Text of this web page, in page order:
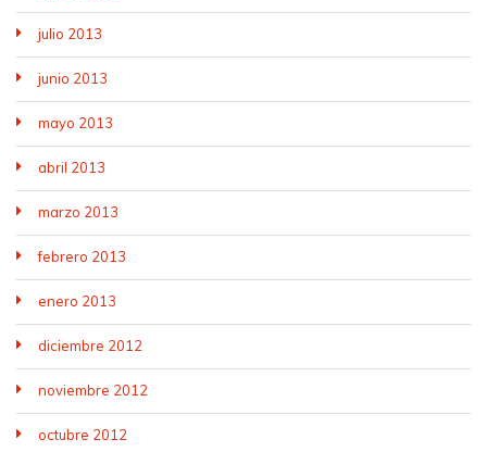
julio 2013
junio 2013
mayo 2013
abril 2013
marzo 2013
febrero 2013
enero 2013
diciembre 2012
noviembre 2012
octubre 2012